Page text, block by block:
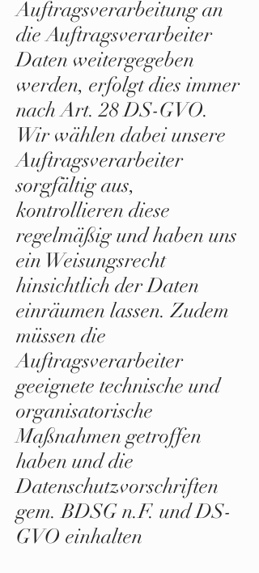
Auftragsverarbeitung an
die Auftragsverarbeiter
Daten weitergegeben
werden, erfolgt dies immer
nach Art. 28 DS-GVO.
Wir wählen dabei unsere
Auftragsverarbeiter
sorgfältig aus,
kontrollieren diese
regelmäßig und haben uns
ein Weisungsrecht
hinsichtlich der Daten
einräumen lassen. Zudem
müssen die
Auftragsverarbeiter
geeignete technische und
organisatorische
Maßnahmen getroffen
haben und die
Datenschutzvorschriften
gem. BDSG n.F. und DS-
GVO einhalten